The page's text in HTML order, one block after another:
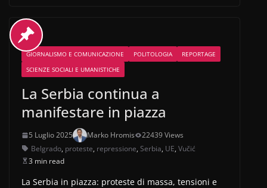
GIORNALISMO E COMUNICAZIONE POLITOLOGIA
REPORTAGE
SCIENZE SOCIALI E UMANISTICHE
La Serbia continua a
manifestare in piazza
5 Luglio 2025 Marko Hromis
22439 Views
Belgrado, proteste, repressione, Serbia, UE, Vučić
3 min read
La Serbia in piazza: proteste di massa, tensioni e